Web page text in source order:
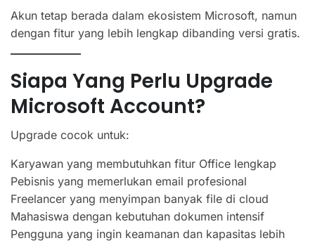
Akun tetap berada dalam ekosistem Microsoft, namun
dengan fitur yang lebih lengkap dibanding versi gratis.
Siapa Yang Perlu Upgrade
Microsoft Account?
Upgrade cocok untuk:
Karyawan yang membutuhkan fitur Office lengkap
Pebisnis yang memerlukan email profesional
Freelancer yang menyimpan banyak file di cloud
Mahasiswa dengan kebutuhan dokumen intensif
Pengguna yang ingin keamanan dan kapasitas lebih